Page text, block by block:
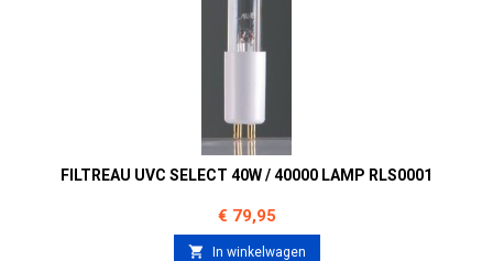
FILTREAU UVC SELECT 40W / 40000 LAMP RLS0001
Prijs
€ 79,95
 In winkelwagen